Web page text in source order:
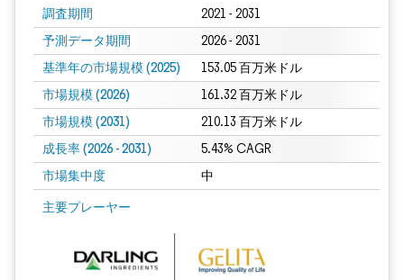
調査期間 2021 - 2031
予測データ期間 2026 - 2031
基準年の市場規模 (2025) 153.05 百万米ドル
市場規模 (2026) 161.32 百万米ドル
市場規模 (2031) 210.13 百万米ドル
成長率 (2026 - 2031) 5.43% CAGR
市場集中度 中
主要プレーヤー
画像 © Mordor Intelligence。再利用にはCC BY 4.0の表示が必要です。